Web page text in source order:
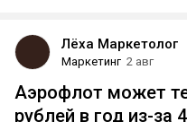
Лёха Маркетолог
Маркетинг 2 авг
Аэрофлот может
рублей в год из-за